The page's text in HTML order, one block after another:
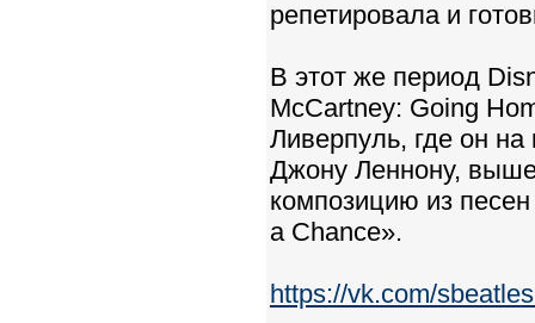
репетировала и
В этот же период
McCartney: Going
Ливерпуль, где он
Джону Леннону,
композицию из
a Chance».
https://vk.com/